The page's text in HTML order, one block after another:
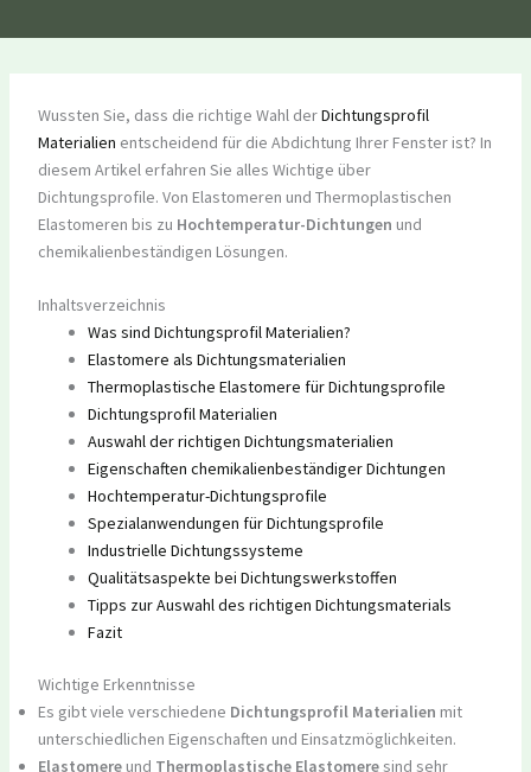
Wussten Sie, dass die richtige Wahl derDichtungsprofil
Materialien entscheidend für die Abdichtung Ihrer Fenster ist? In
diesem Artikel erfahren Sie alles Wichtige über
Dichtungsprofile. Von Elastomeren und Thermoplastischen
Elastomeren bis zu Hochtemperatur-Dichtungen und
chemikalienbeständigen Lösungen.
Inhaltsverzeichnis
Was sind Dichtungsprofil Materialien?
Elastomere als Dichtungsmaterialien
Thermoplastische Elastomere für Dichtungsprofile
Dichtungsprofil Materialien
Auswahl der richtigen Dichtungsmaterialien
Eigenschaften chemikalienbeständiger Dichtungen
Hochtemperatur-Dichtungsprofile
Spezialanwendungen für Dichtungsprofile
Industrielle Dichtungssysteme
Qualitätsaspekte bei Dichtungswerkstoffen
Tipps zur Auswahl des richtigen Dichtungsmaterials
Fazit
Wichtige Erkenntnisse
Es gibt viele verschiedene Dichtungsprofil Materialien mit
unterschiedlichen Eigenschaften und Einsatzmöglichkeiten.
Elastomereund Thermoplastische Elastomeresind sehr